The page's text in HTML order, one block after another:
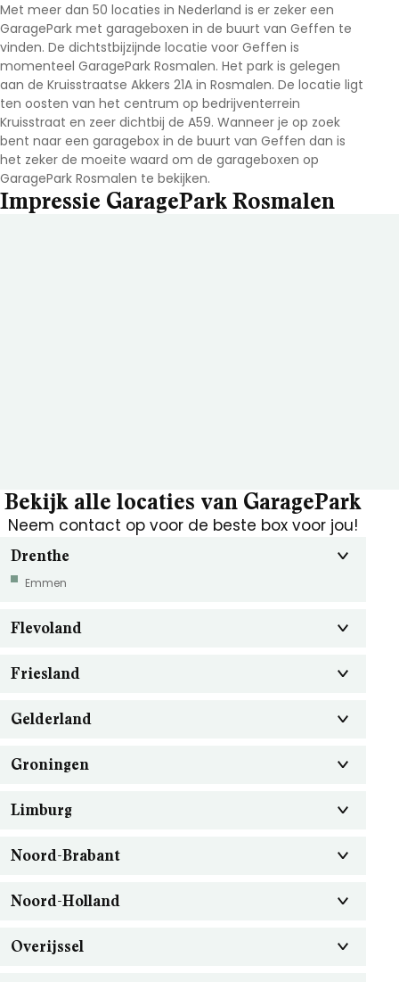
Met meer dan 50 locaties in Nederland is er zeker een
GaragePark met garageboxen in de buurt van Geffen te
vinden. De dichtstbijzijnde locatie voor Geffen is
momenteel GaragePark Rosmalen. Het park is gelegen
aan de Kruisstraatse Akkers 21A in Rosmalen. De locatie ligt
ten oosten van het centrum op bedrijventerrein
Kruisstraat en zeer dichtbij de A59. Wanneer je op zoek
bent naar een garagebox in de buurt van Geffen dan is
het zeker de moeite waard om de garageboxen op
GaragePark Rosmalen te bekijken.
Impressie GaragePark Rosmalen
Bekijk alle locaties van GaragePark
Neem contact op voor de beste box voor jou!
Drenthe
Emmen
Flevoland
Friesland
Gelderland
Groningen
Limburg
Noord-Brabant
Noord-Holland
Overijssel